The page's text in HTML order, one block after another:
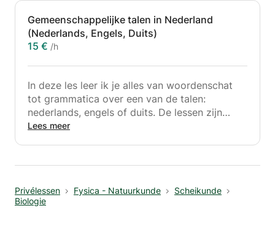
Gemeenschappelijke talen in Nederland
(Nederlands, Engels, Duits)
15 € /h
In deze les leer ik je alles van woordenschat
tot grammatica over een van de talen:
nederlands, engels of duits. De lessen zijn
aanpasbaar, wat betekent dat jij bepaalt waar
maak je constant fouten tijdens het schrijven?
en spelling.
Lees meer
Privélessen Fysica - Natuurkunde
Scheikunde
Biologie